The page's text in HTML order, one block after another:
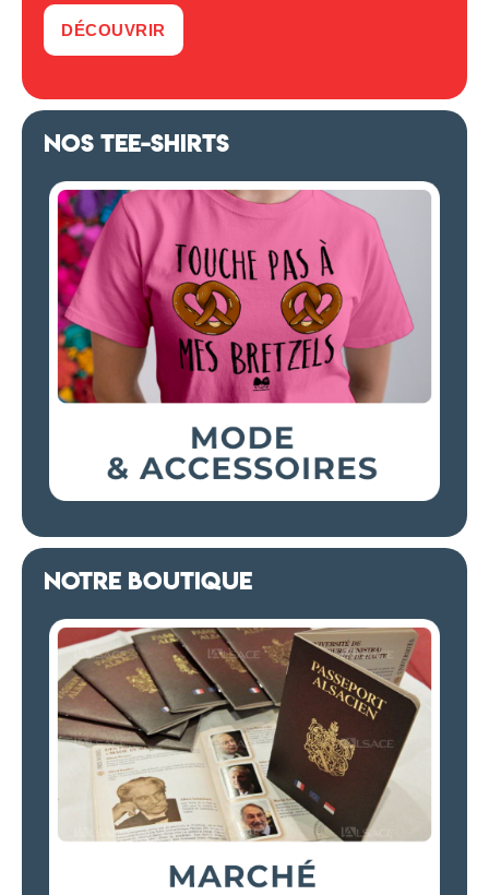
DÉCOUVRIR
NOS TEE-SHIRTS
NOTRE BOUTIQUE